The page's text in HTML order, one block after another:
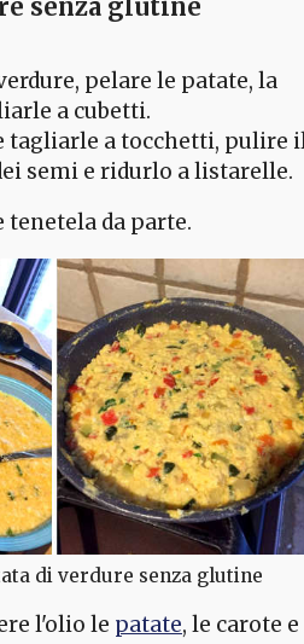
senza glutine
pelare le patate, la
a cubetti.
tagliarle a tocchetti, pulire
semi e ridurlo a listarelle.
da parte.
di verdure senza glutine
l'olio le patate, le carote e